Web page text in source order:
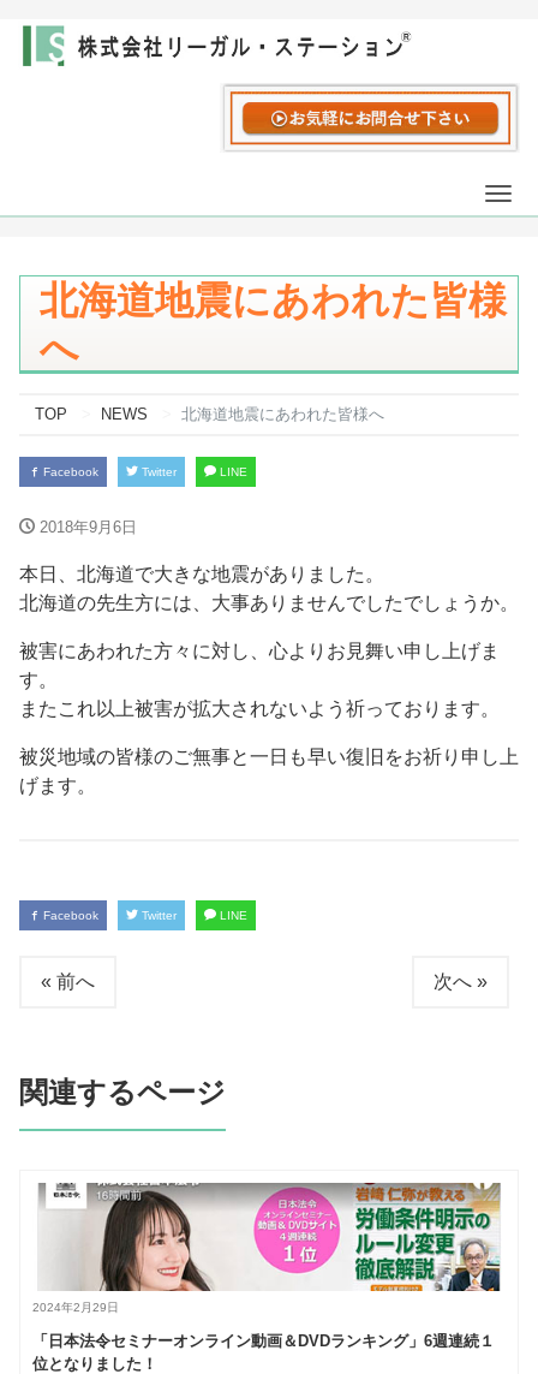
北海道地震にあわれた皆様
へ
TOP NEWS 北海道地震にあわれた皆様へ
Facebook Twitter LINE
2018年9月6日
本日、北海道で大きな地震がありました。
北海道の先生方には、大事ありませんでしたでしょうか。
被害にあわれた方々に対し、心よりお見舞い申し上げま
す。
またこれ以上被害が拡大されないよう祈っております。
被災地域の皆様のご無事と一日も早い復旧をお祈り申し上
げます。
Facebook Twitter LINE
« 前へ 次へ »
関連するページ
2024年2月29日
「日本法令セミナーオンライン動画＆DVDランキング」6週連続１
位となりました！